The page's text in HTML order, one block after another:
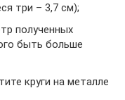
три – 3,7 см);
полученных
быть больше
круги на металле